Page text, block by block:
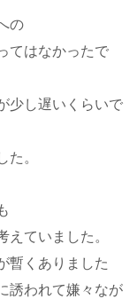
の
てはなかったで
少し遅いくらいで
た。
ていました。
暫くありました
誘われて嫌々なが